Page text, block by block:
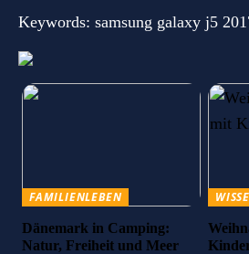
Keywords: samsung galaxy j5
FAMILIENLEBEN
Dänemark in Camping:
Natur, Freiheit und Meer